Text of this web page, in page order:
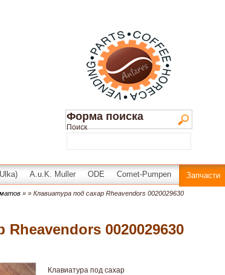
Форма поиска
Поиск
A.u.K. Muller ODE Comet-Pumpen Запчасти
» » Клавиатура под сахар Rheavendors 0020029630
Rheavendors 0020029630
Клавиатура под сахар